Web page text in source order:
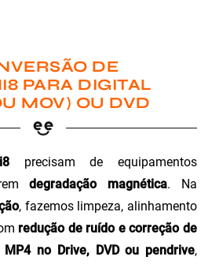
DE
PARA DIGITAL
MOV) OU DVD
precisam de equipamentos
degradação magnética. Na
, fazemos limpeza, alinhamento
redução de ruído e correção de
MP4 no Drive, DVD ou pendrive,